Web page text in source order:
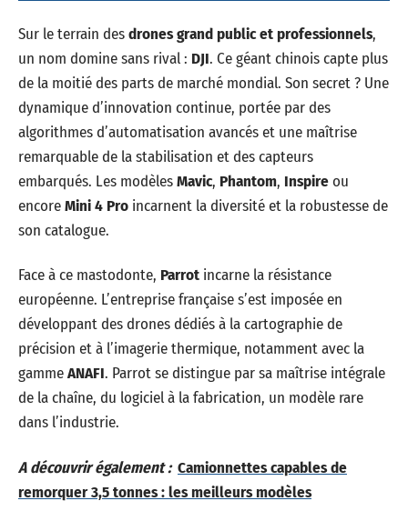
Sur le terrain desdrones grand public et professionnels,
un nom domine sans rival : DJI. Ce géant chinois capte plus
de la moitié des parts de marché mondial. Son secret ? Une
dynamique d’innovation continue, portée par des
algorithmes d’automatisation avancés et une maîtrise
remarquable de la stabilisation et des capteurs
embarqués. Les modèlesMavic, Phantom, Inspireou
encoreMini 4 Pro incarnent la diversité et la robustesse de
son catalogue.
Face à ce mastodonte, Parrot incarne la résistance
européenne. L’entreprise française s’est imposée en
développant des drones dédiés à la cartographie de
précision et à l’imagerie thermique, notamment avec la
gammeANAFI. Parrot se distingue par sa maîtrise intégrale
de la chaîne, du logiciel à la fabrication, un modèle rare
dans l’industrie.
A découvrir également : Camionnettes capables de
remorquer 3,5 tonnes : les meilleurs modèles